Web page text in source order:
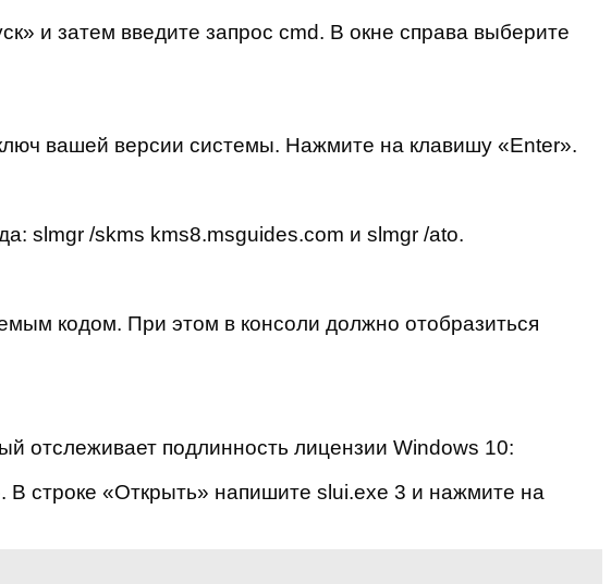
и затем введите запрос cmd. В окне справа выберите
вашей версии системы. Нажмите на клавишу «Enter».
slmgr /skms kms8.msguides.com и slmgr /ato.
кодом. При этом в консоли должно отобразиться
отслеживает подлинность лицензии Windows 10:
строке «Открыть» напишите slui.exe 3 и нажмите на